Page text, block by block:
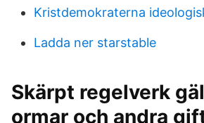
Kristdemokraterna
Ladda ner starstable
Skärpt regelverk
ormar och andra